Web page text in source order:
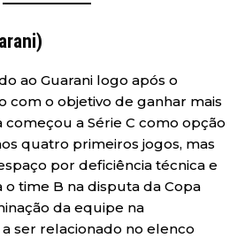
ao Guarani logo após o
com o objetivo de ganhar mais
a Série C como opção
quatro primeiros jogos, mas
por deficiência técnica e
o time B na disputa da Copa
da equipe na
ser relacionado no elenco